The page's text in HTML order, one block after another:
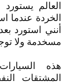
العالم
الخردة عندما
أنني استورد
مسخدمة ولا
هذه
المشتقات